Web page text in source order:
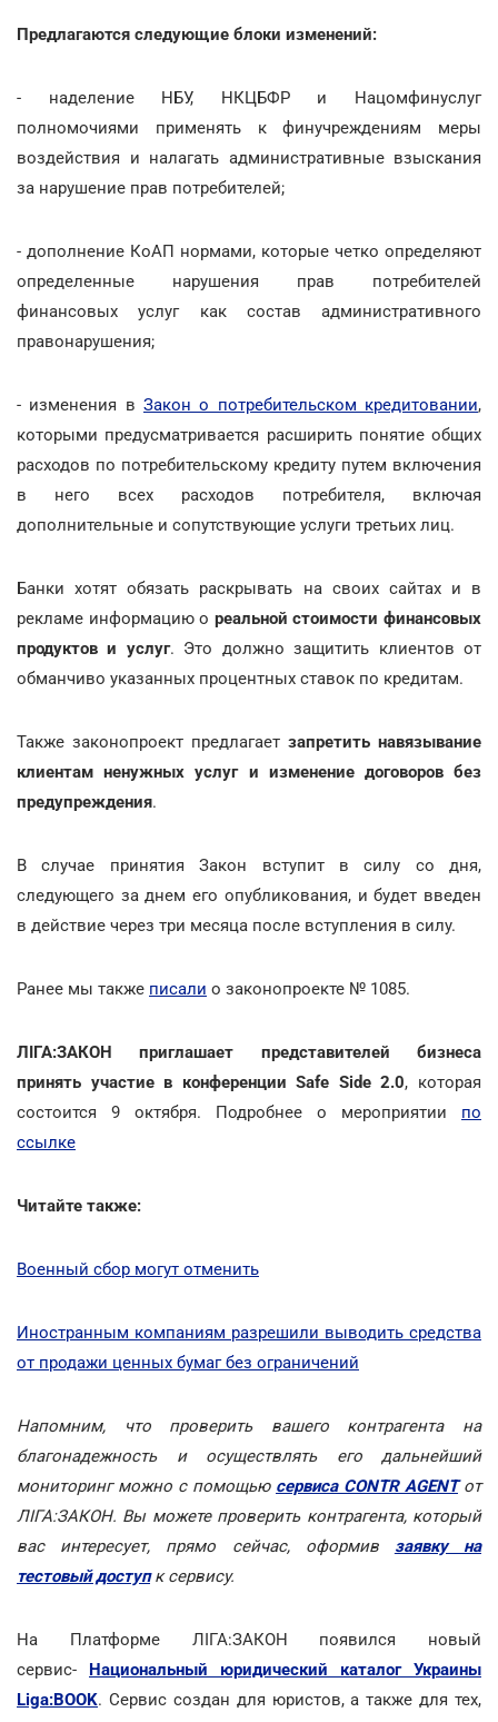
Предлагаются следующие блоки изменений:
- наделение НБУ, НКЦБФР и Нацомфинуслуг
полномочиями применять к финучреждениям меры
воздействия и налагать административные взыскания
за нарушение прав потребителей;
- дополнение КоАП нормами, которые четко определяют
определенные нарушения прав потребителей
финансовых услуг как состав административного
правонарушения;
- изменения в Закон о потребительском кредитовании,
которыми предусматривается расширить понятие общих
расходов по потребительскому кредиту путем включения
в него всех расходов потребителя, включая
дополнительные и сопутствующие услуги третьих лиц.
Банки хотят обязать раскрывать на своих сайтах и в
рекламе информацию о реальной стоимости финансовых
продуктов и услуг. Это должно защитить клиентов от
обманчиво указанных процентных ставок по кредитам.
Также законопроект предлагает запретить навязывание
клиентам ненужных услуг и изменение договоров без
предупреждения.
В случае принятия Закон вступит в силу со дня,
следующего за днем его опубликования, и будет введен
в действие через три месяца после вступления в силу.
Ранее мы также писали о законопроекте № 1085.
ЛІГА:ЗАКОН приглашает представителей бизнеса
принять участие в конференции Safe Side 2.0, которая
состоится 9 октября. Подробнее о мероприятии по
ссылке
Читайте также:
Военный сбор могут отменить
Иностранным компаниям разрешили выводить средства
от продажи ценных бумаг без ограничений
Напомним, что проверить вашего контрагента на
благонадежность и осуществлять его дальнейший
мониторинг можно с помощью сервиса CONTR AGENTот
ЛІГА:ЗАКОН. Вы можете проверить контрагента, который
вас интересует, прямо сейчас, оформив заявку на
тестовый доступк сервису.
На Платформе ЛІГА:ЗАКОН появился новый
сервис- Национальный юридический каталог Украины
Liga:BOOK. Сервис создан для юристов, а также для тех,